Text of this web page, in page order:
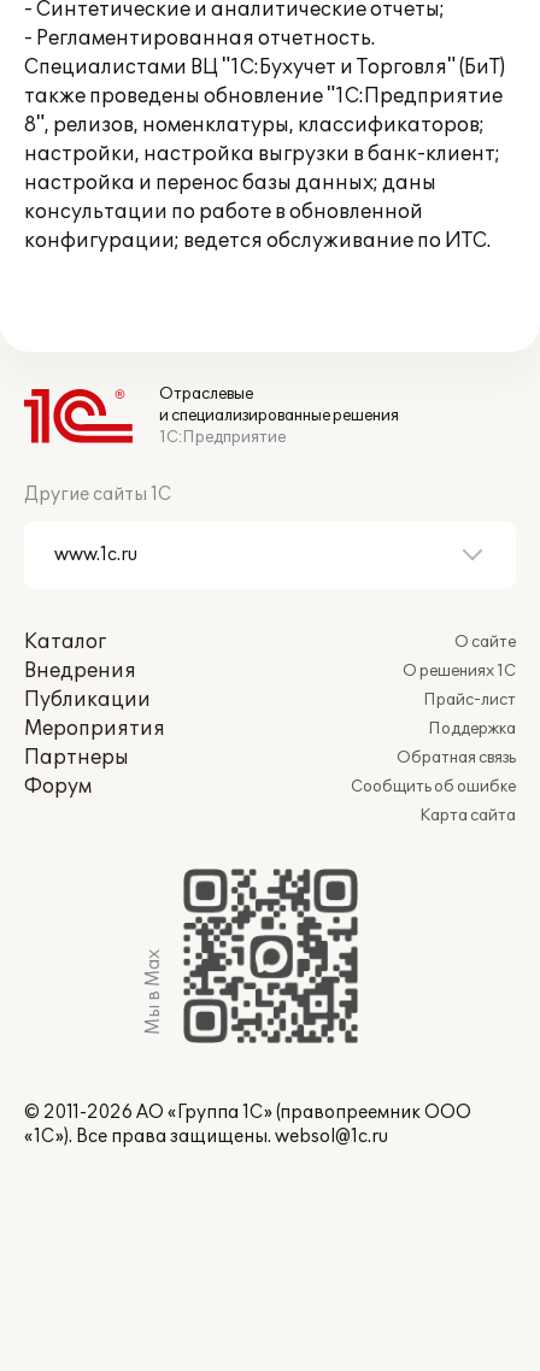
- Синтетические и аналитические отчеты;
- Регламентированная отчетность.
Специалистами ВЦ "1С:Бухучет и Торговля" (БиТ)
также проведены обновление "1С:Предприятие
8", релизов, номенклатуры, классификаторов;
настройки, настройка выгрузки в банк-клиент;
настройка и перенос базы данных; даны
консультации по работе в обновленной
конфигурации; ведется обслуживание по ИТС.
Отраслевые
и специализированные решения
1С:Предприятие
Другие сайты 1С
Каталог
Внедрения
Публикации
Мероприятия
Партнеры
Форум
О сайте
О решениях 1С
Прайс-лист
Поддержка
Обратная связь
Сообщить об ошибке
Карта сайта
Мы в Max
© 2011-2026 АО «Группа 1С» (правопреемник ООО
«1С»). Все права защищены. websol@1c.ru